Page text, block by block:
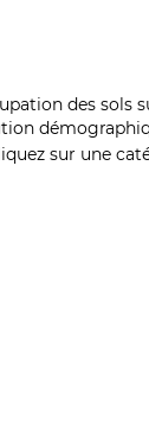
des sols
sur une